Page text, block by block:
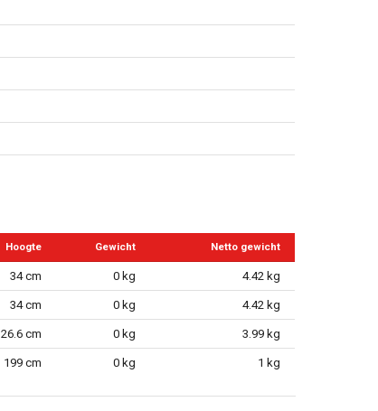
Hoogte Gewicht Netto gewicht
34 cm 0 kg 4.42 kg
34 cm 0 kg 4.42 kg
26.6 cm 0 kg 3.99 kg
199 cm 0 kg 1 kg